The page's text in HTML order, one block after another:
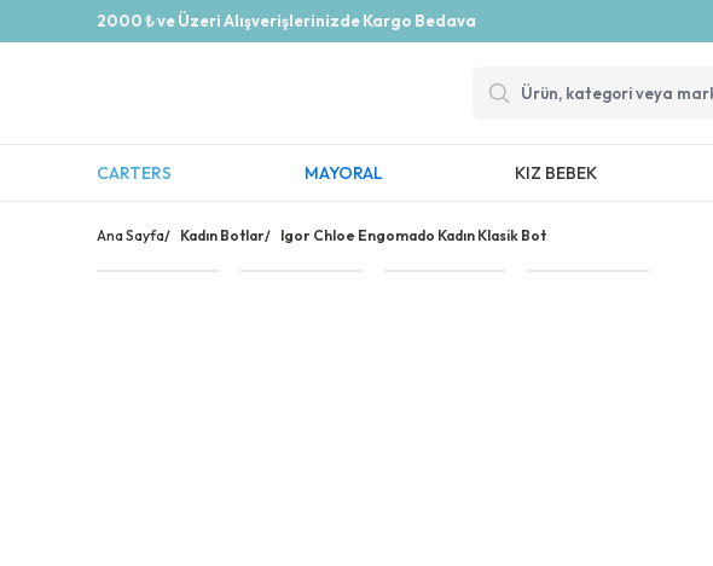
2000 ₺ ve Üzeri Alışverişlerinizde Kargo Bedava
CARTERS MAYORAL KIZ BEBEK
Ana Sayfa/ Kadın Botlar/ Igor Chloe Engomado Kadın Klasik Bot